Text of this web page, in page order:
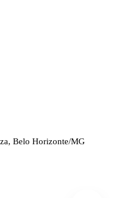
Belo Horizonte/MG